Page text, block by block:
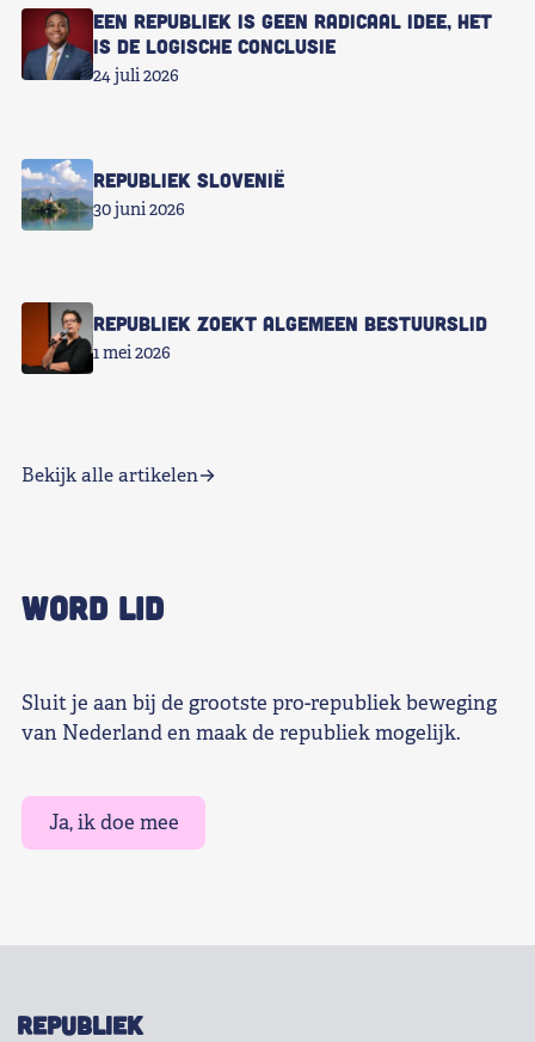
Een republiek is geen radicaal idee, het
is de logische conclusie
24 juli 2026
Republiek Slovenië
30 juni 2026
Republiek zoekt Algemeen Bestuurslid
1 mei 2026
Bekijk alle artikelen
WORD LID
Sluit je aan bij de grootste pro-republiek beweging
van Nederland en maak de republiek mogelijk.
Ja, ik doe mee
REPUBLIEK